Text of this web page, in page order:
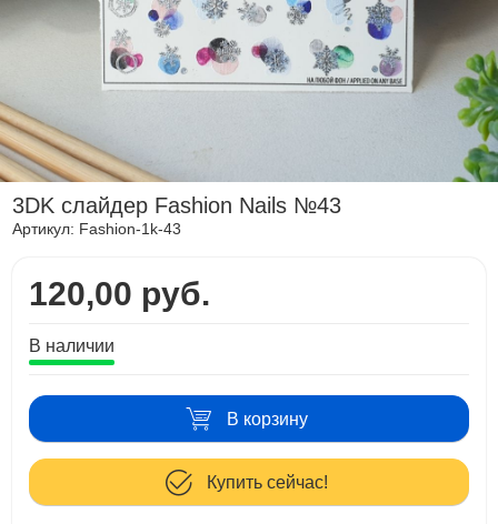
3DK слайдер Fashion Nails №43
Артикул: Fashion-1k-43
120,00 руб.
В наличии
В корзину
Купить сейчас!